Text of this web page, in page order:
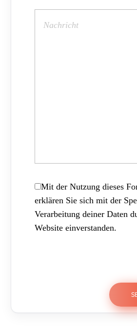
Mit der Nutzung dieses
erklären Sie sich mit der
Verarbeitung deiner Daten
Website einverstanden.